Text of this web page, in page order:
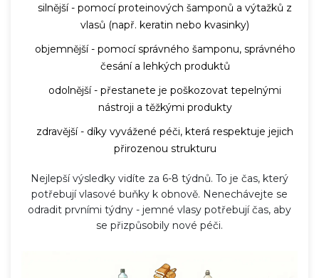
silnější - pomocí proteinových šamponů a výtažků z
vlasů (např. keratin nebo kvasinky)
objemnější - pomocí správného šamponu, správného
česání a lehkých produktů
odolnější - přestanete je poškozovat tepelnými
nástroji a těžkými produkty
zdravější - díky vyvážené péči, která respektuje jejich
přirozenou strukturu
Nejlepší výsledky vidíte za 6-8 týdnů. To je čas, který
potřebují vlasové buňky k obnově. Nenechávejte se
odradit prvními týdny - jemné vlasy potřebují čas, aby
se přizpůsobily nové péči.